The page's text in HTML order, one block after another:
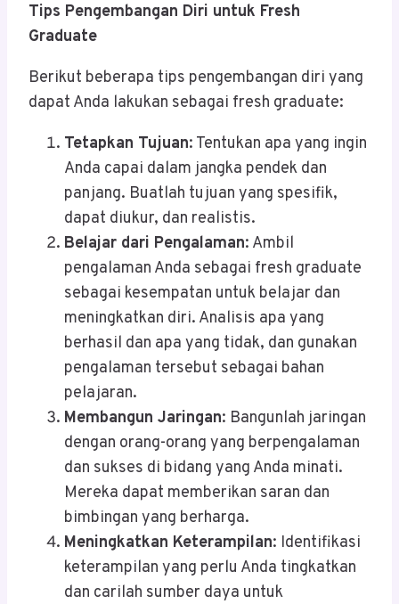
Tips Pengembangan Diri untuk Fresh
Graduate
Berikut beberapa tips pengembangan diri yang
dapat Anda lakukan sebagai fresh graduate:
Tetapkan Tujuan: Tentukan apa yang ingin
Anda capai dalam jangka pendek dan
panjang. Buatlah tujuan yang spesifik,
dapat diukur, dan realistis.
Belajar dari Pengalaman: Ambil
pengalaman Anda sebagai fresh graduate
sebagai kesempatan untuk belajar dan
meningkatkan diri. Analisis apa yang
berhasil dan apa yang tidak, dan gunakan
pengalaman tersebut sebagai bahan
pelajaran.
Membangun Jaringan: Bangunlah jaringan
dengan orang-orang yang berpengalaman
dan sukses di bidang yang Anda minati.
Mereka dapat memberikan saran dan
bimbingan yang berharga.
Meningkatkan Keterampilan: Identifikasi
keterampilan yang perlu Anda tingkatkan
dan carilah sumber daya untuk